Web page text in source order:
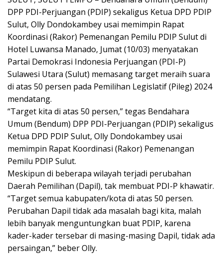
DPP PDI-Perjuangan (PDIP) sekaligus Ketua DPD PDIP
Sulut, Olly Dondokambey usai memimpin Rapat
Koordinasi (Rakor) Pemenangan Pemilu PDIP Sulut di
Hotel Luwansa Manado, Jumat (10/03) menyatakan
Partai Demokrasi Indonesia Perjuangan (PDI-P)
Sulawesi Utara (Sulut) memasang target meraih suara
di atas 50 persen pada Pemilihan Legislatif (Pileg) 2024
mendatang.
“Target kita di atas 50 persen,” tegas Bendahara
Umum (Bendum) DPP PDI-Perjuangan (PDIP) sekaligus
Ketua DPD PDIP Sulut, Olly Dondokambey usai
memimpin Rapat Koordinasi (Rakor) Pemenangan
Pemilu PDIP Sulut.
Meskipun di beberapa wilayah terjadi perubahan
Daerah Pemilihan (Dapil), tak membuat PDI-P khawatir.
“Target semua kabupaten/kota di atas 50 persen.
Perubahan Dapil tidak ada masalah bagi kita, malah
lebih banyak menguntungkan buat PDIP, karena
kader-kader tersebar di masing-masing Dapil, tidak ada
persaingan,” beber Olly.